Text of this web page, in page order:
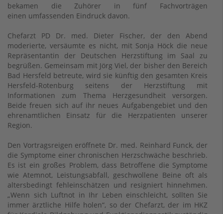
bekamen die Zuhörer in fünf Fachvorträgen
einen umfassenden Eindruck davon.
Chefarzt PD Dr. med. Dieter Fischer, der den Abend
moderierte, versäumte es nicht, mit Sonja Höck die neue
Repräsentantin der Deutschen Herzstiftung im Saal zu
begrüßen. Gemeinsam mit Jörg Viel, der bisher den Bereich
Bad Hersfeld betreute, wird sie künftig den gesamten Kreis
Hersfeld-Rotenburg seitens der Herzstiftung mit
Informationen zum Thema Herzgesundheit versorgen.
Beide freuen sich auf ihr neues Aufgabengebiet und den
ehrenamtlichen Einsatz für die Herzpatienten unserer
Region.
Den Vortragsreigen eröffnete Dr. med. Reinhard Funck, der
die Symptome einer chronischen Herzschwäche beschrieb.
Es ist ein großes Problem, dass Betroffene die Symptome
wie Atemnot, Leistungsabfall, geschwollene Beine oft als
altersbedingt fehleinschätzen und resigniert hinnehmen.
„Wenn sich Luftnot in Ihr Leben einschleicht, sollten Sie
immer ärztliche Hilfe holen“, so der Chefarzt, der im HKZ